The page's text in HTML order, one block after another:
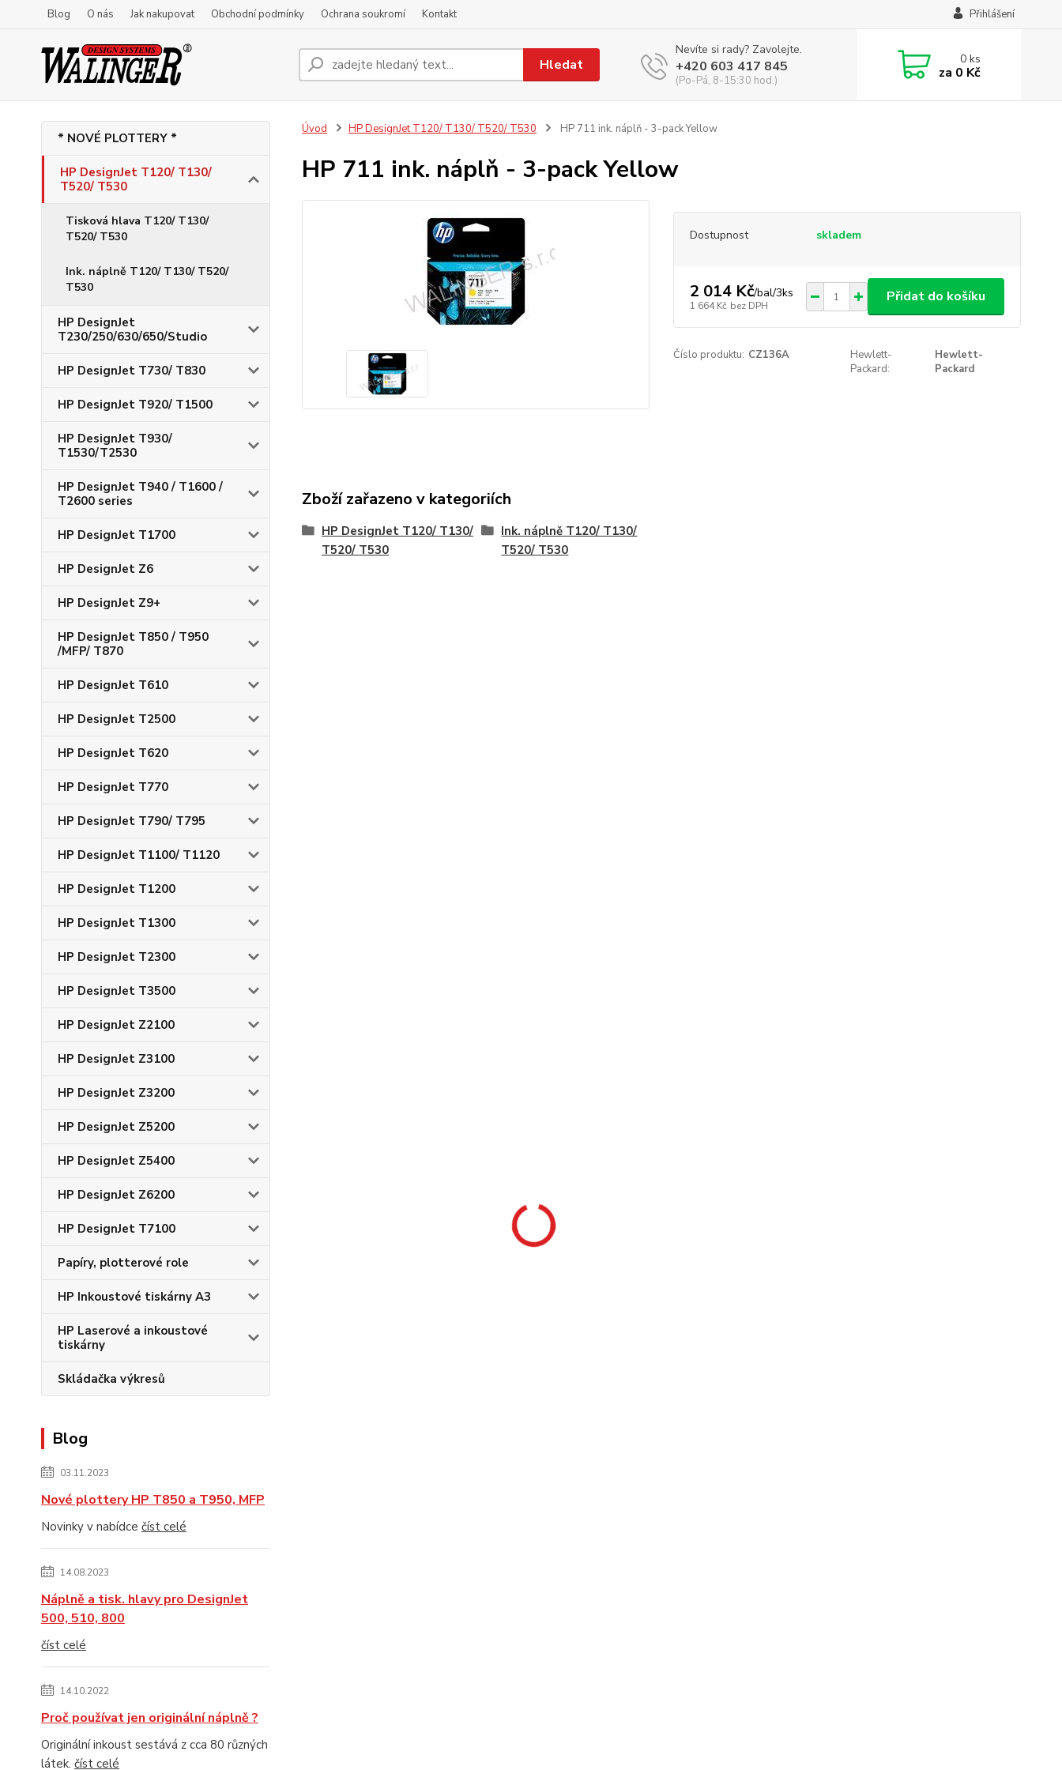
Blog O nás Jak nakupovat Obchodní podmínky Ochrana soukromí Kontakt Přihlášení
Hledat
Nevíte si rady? Zavolejte.
+420 603 417 845
(Po-Pá, 8-15:30 hod.)
0ks
za 0 Kč
* NOVÉ PLOTTERY *
HP DesignJet T120/ T130/
T520/ T530
Tisková hlava T120/ T130/
T520/ T530
Ink. náplně T120/ T130/ T520/
T530
HP DesignJet
T230/250/630/650/Studio
HP DesignJet T730/ T830
HP DesignJet T920/ T1500
HP DesignJet T930/
T1530/T2530
HP DesignJet T940 / T1600 /
T2600 series
HP DesignJet T1700
HP DesignJet Z6
HP DesignJet Z9+
HP DesignJet T850 / T950
/MFP/ T870
HP DesignJet T610
HP DesignJet T2500
HP DesignJet T620
HP DesignJet T770
HP DesignJet T790/ T795
HP DesignJet T1100/ T1120
HP DesignJet T1200
HP DesignJet T1300
HP DesignJet T2300
HP DesignJet T3500
HP DesignJet Z2100
HP DesignJet Z3100
HP DesignJet Z3200
HP DesignJet Z5200
HP DesignJet Z5400
HP DesignJet Z6200
HP DesignJet T7100
Papíry, plotterové role
HP Inkoustové tiskárny A3
HP Laserové a inkoustové
tiskárny
Skládačka výkresů
Blog
03.11.2023
Nové plottery HP T850 a T950, MFP
Novinky v nabídce číst celé
14.08.2023
Náplně a tisk. hlavy pro DesignJet
500, 510, 800
číst celé
14.10.2022
Proč používat jen originální náplně ?
Originální inkoust sestává z cca 80 různých
látek. číst celé
Úvod HP DesignJet T120/ T130/ T520/ T530 HP 711 ink. náplň - 3-pack Yellow
HP 711 ink. náplň - 3-pack Yellow
Dostupnost skladem
2 014 Kč/bal/3ks
1 664 Kč bez DPH
Přidat do košíku
Číslo produktu: CZ136A
Hewlett-
Packard:
Hewlett-
Packard
Zboží zařazeno v kategoriích
HP DesignJet T120/ T130/
T520/ T530
Ink. náplně T120/ T130/
T520/ T530